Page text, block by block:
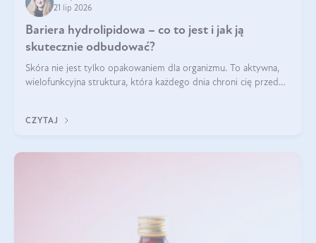
21 lip 2026
Bariera hydrolipidowa – co to jest i jak ją
skutecznie odbudować?
Skóra nie jest tylko opakowaniem dla organizmu. To aktywna,
wielofunkcyjna struktura, która każdego dnia chroni cię przed
bariera hydrolipidowa.
CZYTAJ